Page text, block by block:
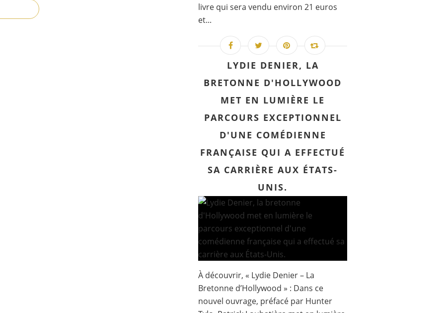
livre qui sera vendu environ 21 euros
et...
LYDIE DENIER, LA
BRETONNE D'HOLLYWOOD
MET EN LUMIÈRE LE
PARCOURS EXCEPTIONNEL
D'UNE COMÉDIENNE
FRANÇAISE QUI A EFFECTUÉ
SA CARRIÈRE AUX ÉTATS-
UNIS.
À découvrir, « Lydie Denier – La
Bretonne d’Hollywood » : Dans ce
nouvel ouvrage, préfacé par Hunter